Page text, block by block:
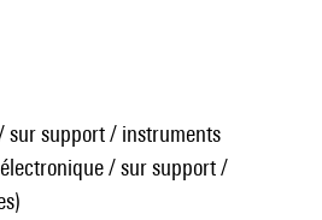
sur support / instruments
/ sur support /